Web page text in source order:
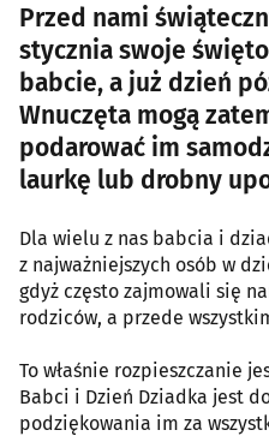
Przed nami
stycznia swoje
babcie, a już dzień
Wnuczęta mogą
podarować im
laurkę lub drobny
Dla wielu z nas babcia i
z najważniejszych osób w
gdyż często zajmowali się
rodziców, a przede
To właśnie rozpieszczanie
Babci i Dzień Dziadka jest
podziękowania im za